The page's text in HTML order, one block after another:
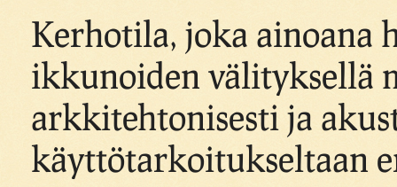
Kerhotila, joka ainoana
ikkunoiden välityksellä
arkkitehtonisesti ja
käyttötarkoitukseltaan